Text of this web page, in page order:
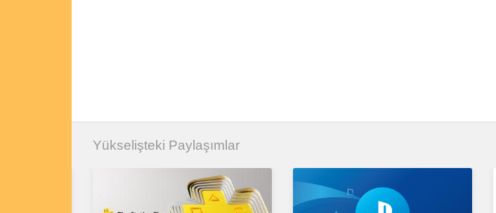
Yükselişteki Paylaşımlar